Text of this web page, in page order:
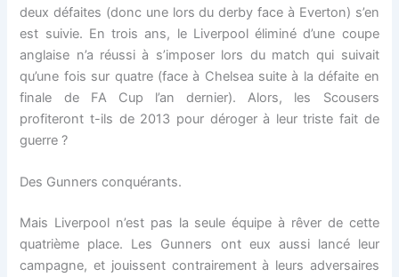
deux défaites (donc une lors du derby face à Everton) s’en
est suivie. En trois ans, le Liverpool éliminé d’une coupe
anglaise n’a réussi à s’imposer lors du match qui suivait
qu’une fois sur quatre (face à Chelsea suite à la défaite en
finale de FA Cup l’an dernier). Alors, les Scousers
profiteront t-ils de 2013 pour déroger à leur triste fait de
guerre ?
Des Gunners conquérants.
Mais Liverpool n’est pas la seule équipe à rêver de cette
quatrième place. Les Gunners ont eux aussi lancé leur
campagne, et jouissent contrairement à leurs adversaires